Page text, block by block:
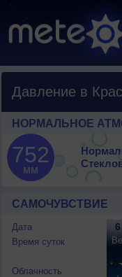
Давление в
НОРМАЛЬНОЕ
752
мм
САМОЧУВСТВИЕ
Дата
Время суток
Облачность
6